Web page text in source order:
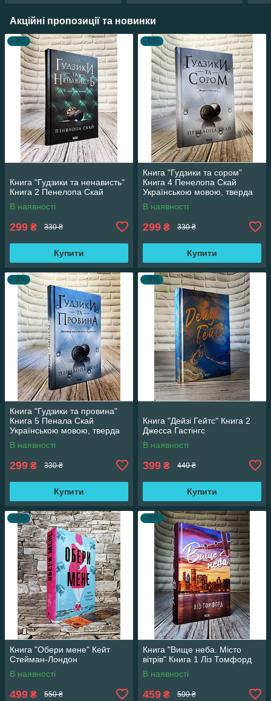
Акційні пропозиції та новинки
–9%
Книга "Гудзики та ненависть"
Книга 2 Пенелопа Скай
В наявності
299 ₴ 330 ₴
Купити
–9%
Книга "Гудзики та сором"
Книга 4 Пенелопа Скай
Українською мовою, тверда
обкладинка
В наявності
299 ₴ 330 ₴
Купити
–9%
Книга "Гудзики та провина"
Книга 5 Пенала Скай
Українською мовою, тверда
обкладинка
В наявності
299 ₴ 330 ₴
Купити
–9%
Книга "Дейзі Гейтс" Книга 2
Джесса Гастінгс
В наявності
399 ₴ 440 ₴
Купити
–9%
Книга "Обери мене" Кейт
Стейман-Лондон
В наявності
499 ₴ 550 ₴
–8%
Книга "Вище неба. Місто
вітрів" Книга 1 Ліз Томфорд
В наявності
459 ₴ 500 ₴